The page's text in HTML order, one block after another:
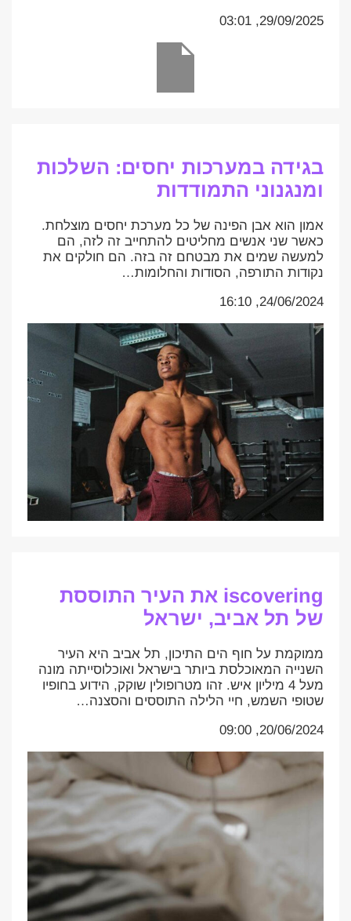
29/09/2025, 03:01
בגידה במערכות יחסים: השלכות
ומנגנוני התמודדות
אמון הוא אבן הפינה של כל מערכת יחסים מוצלחת.
כאשר שני אנשים מחליטים להתחייב זה לזה, הם
למעשה שמים את מבטחם זה בזה. הם חולקים את
נקודות התורפה, הסודות והחלומות…
24/06/2024, 16:10
iscovering את העיר התוססת
של תל אביב, ישראל
ממוקמת על חוף הים התיכון, תל אביב היא העיר
השנייה המאוכלסת ביותר בישראל ואוכלוסייתה מונה
מעל 4 מיליון איש. זהו מטרופולין שוקק, הידוע בחופיו
שטופי השמש, חיי הלילה התוססים והסצנה…
20/06/2024, 09:00